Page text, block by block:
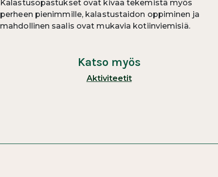
Kalastusopastukset ovat kivaa tekemistä myös
perheen pienimmille, kalastustaidon oppiminen ja
mahdollinen saalis ovat mukavia kotiinviemisiä.
Katso myös
Aktiviteetit